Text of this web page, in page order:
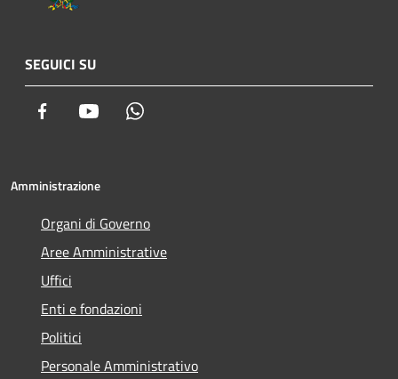
SEGUICI SU
Facebook Youtube
Amministrazione
Organi di Governo
Aree Amministrative
Uffici
Enti e fondazioni
Politici
Personale Amministrativo